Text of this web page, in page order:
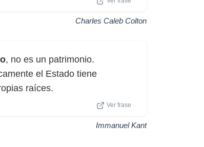
Charles Caleb Colton
, no es un patrimonio.
el Estado tiene
raíces.
Ver frase
Immanuel Kant